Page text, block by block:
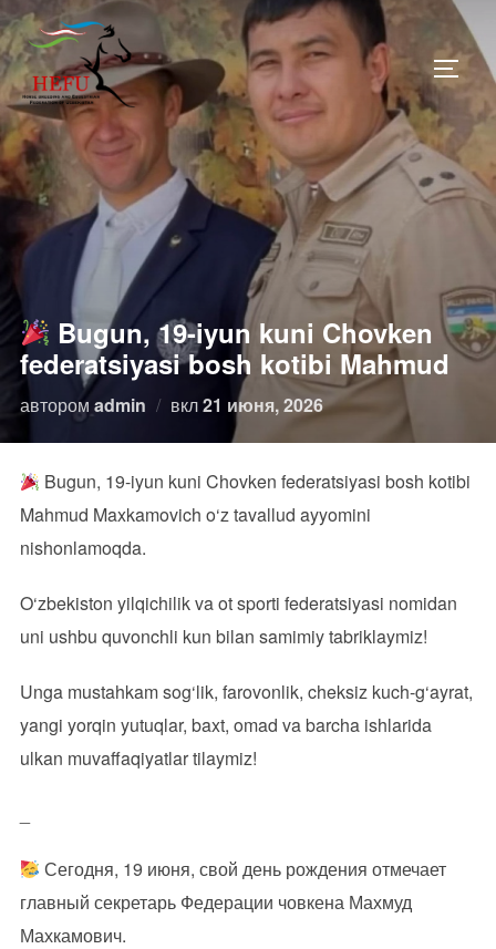
Перейти
к
содержимому
Bugun, 19-iyun kuni Chovken
federatsiyasi bosh kotibi Mahmud
автором admin вклОпубликовано
21 июня, 2026
Bugun, 19-iyun kuni Chovken federatsiyasi bosh kotibi
Mahmud Maxkamovich o‘z tavallud ayyomini
nishonlamoqda.
O‘zbekiston yilqichilik va ot sporti federatsiyasi nomidan
uni ushbu quvonchli kun bilan samimiy tabriklaymiz!
Unga mustahkam sog‘lik, farovonlik, cheksiz kuch-g‘ayrat,
yangi yorqin yutuqlar, baxt, omad va barcha ishlarida
ulkan muvaffaqiyatlar tilaymiz!
Сегодня, 19 июня, свой день рождения отмечает
главный секретарь Федерации човкена Махмуд
Махкамович.